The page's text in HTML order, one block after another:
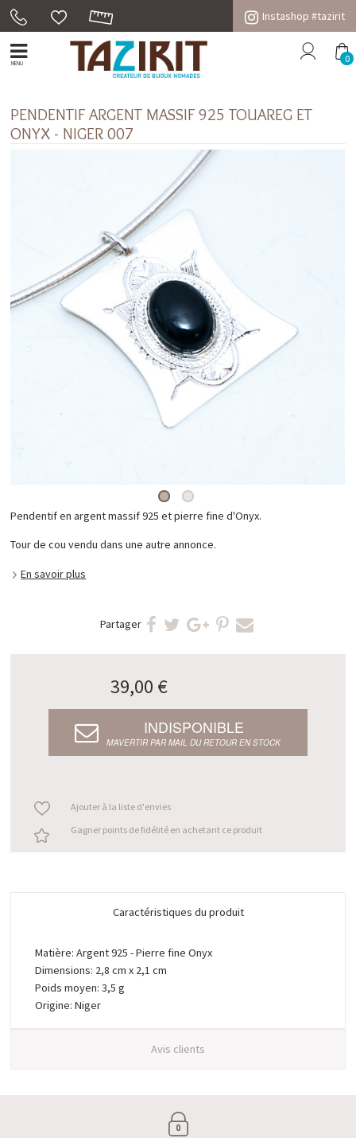
Instashop #tazirit
MENU 0
PENDENTIF ARGENT MASSIF 925 TOUAREG ET
ONYX - NIGER 007
Pendentif en argent massif 925 et pierre fine d'Onyx.
Tour de cou vendu dans une autre annonce.
En savoir plus
Partager
39,00 €
INDISPONIBLE
M’AVERTIR PAR MAIL DU RETOUR EN STOCK
Ajouter à la liste d'envies
Gagner points de fidélité en achetant ce produit
Caractéristiques du produit
Matière: Argent 925 - Pierre fine Onyx
Dimensions: 2,8 cm x 2,1 cm
Poids moyen: 3,5 g
Origine: Niger
Avis clients